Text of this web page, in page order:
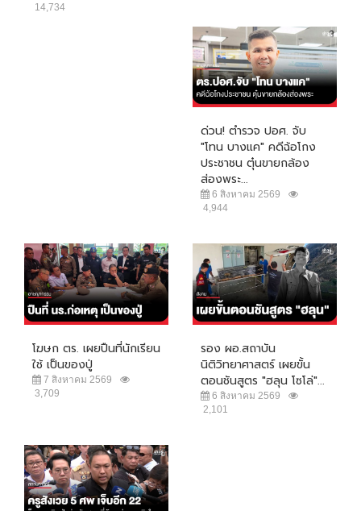
14,734
ด่วน! ตำรวจ ปอศ. จับ
"โทน บางแค" คดีฉ้อโกง
ประชาชน ตุ๋นขายกล้อง
ส่องพระ...
6 สิงหาคม 2569
4,944
โฆษก ตร. เผยปืนที่นักเรียน
ใช้ เป็นของปู่
7 สิงหาคม 2569
3,709
รอง ผอ.สถาบัน
นิติวิทยาศาสตร์ เผยขั้น
ตอนชันสูตร "ฮลุน โซโล่"...
6 สิงหาคม 2569
2,101